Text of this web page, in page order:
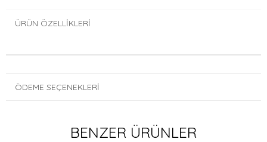
ÜRÜN ÖZELLIKLERI
ÖDEME SEÇENEKLERI
BENZER ÜRÜNLER